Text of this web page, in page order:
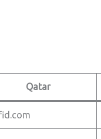
Qatar